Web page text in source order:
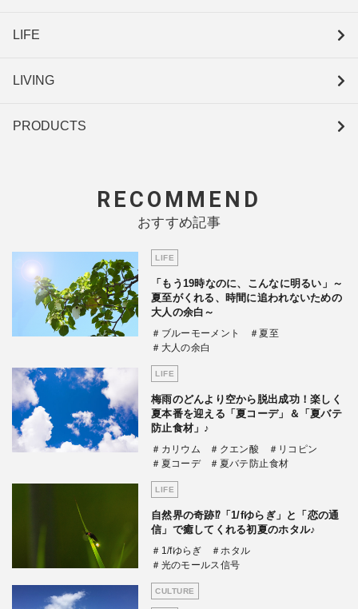
LIFE
LIVING
PRODUCTS
RECOMMEND
おすすめ記事
LIFE
「もう19時なのに、こんなに明るい」～
夏至がくれる、時間に追われないための
大人の余白～
＃ブルーモーメント
＃夏至
＃大人の余白
LIFE
梅雨のどんより空から脱出成功！楽しく
夏本番を迎える「夏コーデ」＆「夏バテ
防止食材」♪
＃カリウム ＃クエン酸
＃リコピン
＃夏コーデ
＃夏バテ防止食材
LIFE
自然界の奇跡⁉「1/fゆらぎ」と「恋の通
信」で癒してくれる初夏のホタル♪
＃1/fゆらぎ
＃ホタル
＃光のモールス信号
CULTURE